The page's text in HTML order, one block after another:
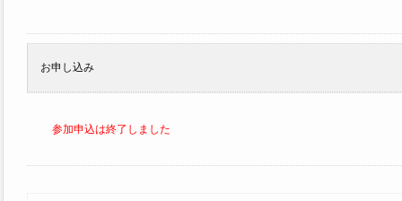
お申し込み
参加申込は終了しました